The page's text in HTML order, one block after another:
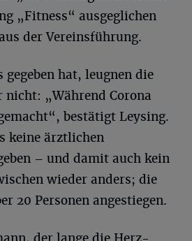
„Fitness“ ausgeglichen
der Vereinsführung.
gegeben hat, leugnen die
„Während Corona
bestätigt Leysing.
keine ärztlichen
– und damit auch kein
wieder anders; die
20 Personen angestiegen.